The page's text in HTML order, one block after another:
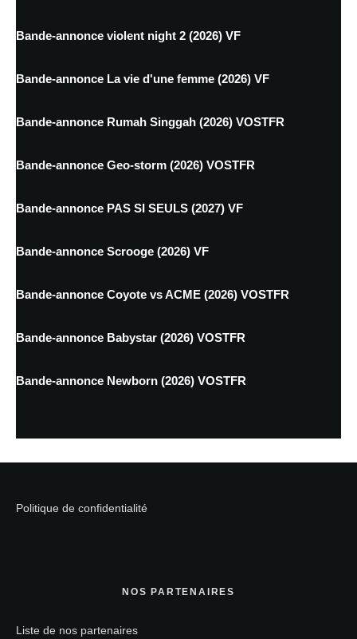
Bande-annonce violent night 2 (2026) VF
Bande-annonce La vie d'une femme (2026) VF
Bande-annonce Rumah Singgah (2026) VOSTFR
Bande-annonce Geo-storm (2026) VOSTFR
Bande-annonce PAS SI SEULS (2027) VF
Bande-annonce Scrooge (2026) VF
Bande-annonce Coyote vs ACME (2026) VOSTFR
Bande-annonce Babystar (2026) VOSTFR
Bande-annonce Newborn (2026) VOSTFR
Politique de confidentialité
NOS PARTENAIRES
Liste de nos partenaires